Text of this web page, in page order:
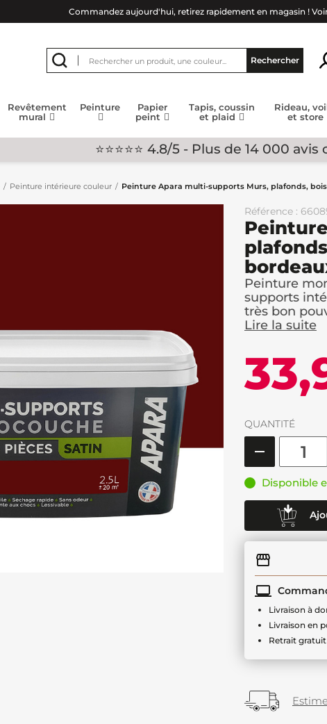
Commandez aujourd'hui, retirez rapidement en magasin !
Rechercher
Revêtement
mural
Peinture
Papier
peint
Tapis, coussin
et plaid
Rideau,
et store
⭐⭐⭐⭐⭐ 4.8/5 - Plus de 14 000
Peinture intérieure couleur Peinture Apara multi-supports Murs, plafonds,
Référence :
Peinture
supports
très bon
Lire la suite
QUANTITÉ
Disponible
Livraison à
Livraison en
Retrait